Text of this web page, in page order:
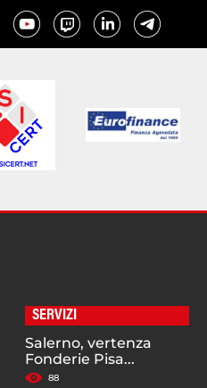
SERVIZI
Salerno, vertenza
Fonderie Pisa...
88